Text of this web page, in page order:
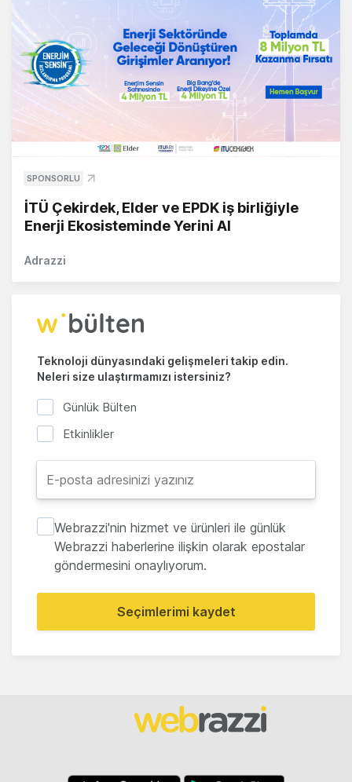
SPONSORLU
İTÜ Çekirdek, Elder ve EPDK iş birliğiyle
Enerji Ekosisteminde Yerini Al
Adrazzi
Teknoloji dünyasındaki gelişmeleri takip edin.
Neleri size ulaştırmamızı istersiniz?
Günlük Bülten
Etkinlikler
Webrazzi'nin hizmet ve ürünleri ile günlük
Webrazzi haberlerine ilişkin olarak epostalar
göndermesini onaylıyorum.
Seçimlerimi kaydet